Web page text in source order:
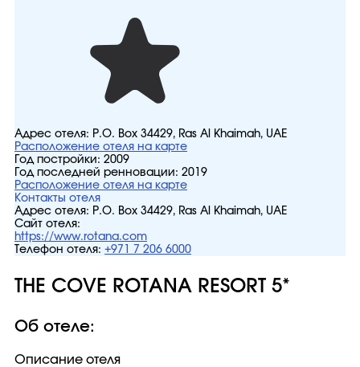
Адрес отеля: P.O. Box 34429, Ras Al Khaimah, UAE
Расположение отеля на карте
Год постройки: 2009
Год последней ренновации: 2019
Расположение отеля на карте
Контакты отеля
Адрес отеля: P.O. Box 34429, Ras Al Khaimah, UAE
Сайт отеля:
https://www.rotana.com
Телефон отеля: +971 7 206 6000
THE COVE ROTANA RESORT 5*
Об отеле:
Описание отеля